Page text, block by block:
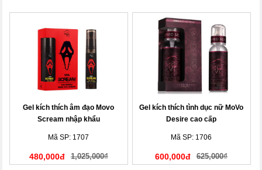
Gel kích thích âm đạo Movo
Scream nhập khẩu
Mã SP: 1707
480,000đ 1,025,000₫
Gel kích thích tình dục nữ MoVo
Desire cao cấp
Mã SP: 1706
600,000đ 625,000₫